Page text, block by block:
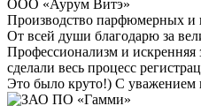
ООО «Аурум Витэ»
Производство парфюмерных и
От всей души благодарю за
Профессионализм и искренняя
сделали весь процесс
Это было круто!) С